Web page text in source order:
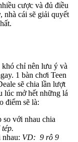
cược và đủ điều
nhà cái sẽ giải quyết
khó chỉ nên lưu ý và
1 bàn chơi Teen
sẽ chia lần lượt
lúc mở hết những lá
điểm sẽ là:
so với nhau chia
VD: 9 rô 9